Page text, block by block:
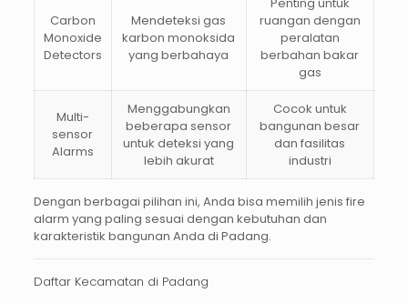
Carbon
Monoxide
Detectors
Mendeteksi gas
karbon monoksida
yang berbahaya
ruangan dengan
peralatan
berbahan bakar
gas
Multi-
sensor
Alarms
Menggabungkan
beberapa sensor
untuk deteksi yang
lebih akurat
Cocok untuk
bangunan besar
dan fasilitas
industri
Dengan berbagai pilihan ini, Anda bisa memilih jenis fire
alarm yang paling sesuai dengan kebutuhan dan
karakteristik bangunan Anda di Padang.
Daftar Kecamatan di Padang